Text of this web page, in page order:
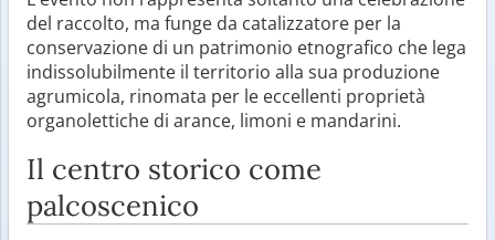
del raccolto, ma funge da catalizzatore per la
conservazione di un patrimonio etnografico che lega
indissolubilmente il territorio alla sua produzione
agrumicola, rinomata per le eccellenti proprietà
organolettiche di arance, limoni e mandarini.
Il centro storico come
palcoscenico